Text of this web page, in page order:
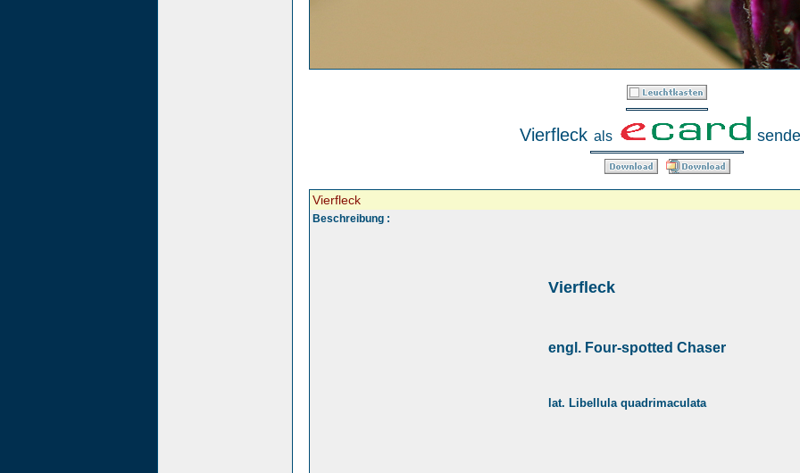
Vierfleck als
Vierfleck
Beschreibung :
Vierfleck
engl. Four-spotted Chaser
lat. Libellula quadrimaculata